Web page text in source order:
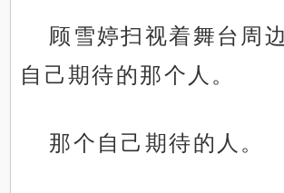
顾雪婷扫视着舞台周
自己期待的那个人。
那个自己期待的人。